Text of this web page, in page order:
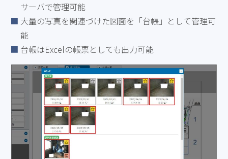
サーバで管理可能
大量の写真を関連づけた図面を「台帳」として管理可
能
台帳はExcelの帳票としても出力可能